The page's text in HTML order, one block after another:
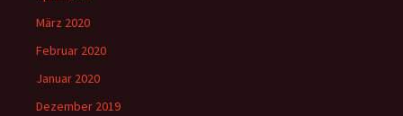
März 2020
Februar 2020
Januar 2020
Dezember 2019